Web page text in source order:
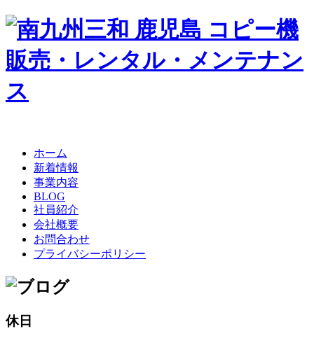
ホーム
新着情報
事業内容
BLOG
社員紹介
会社概要
お問合わせ
プライバシーポリシー
休日